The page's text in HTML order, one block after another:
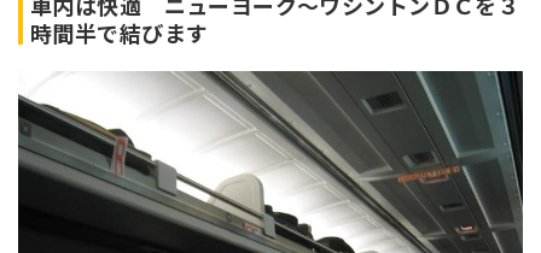
時間半で結びます